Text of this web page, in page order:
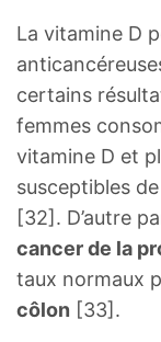
La vitamine D
certains
femmes
vitamine D et
susceptibles
[32]. D’autre
cancer de la
taux normaux
côlon [33].